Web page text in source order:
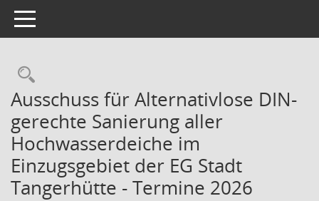
Toggle navigation
Rechercheauswahl
Ausschuss für Alternativlose DIN-
gerechte Sanierung aller
Hochwasserdeiche im
Einzugsgebiet der EG Stadt
Tangerhütte - Termine 2026